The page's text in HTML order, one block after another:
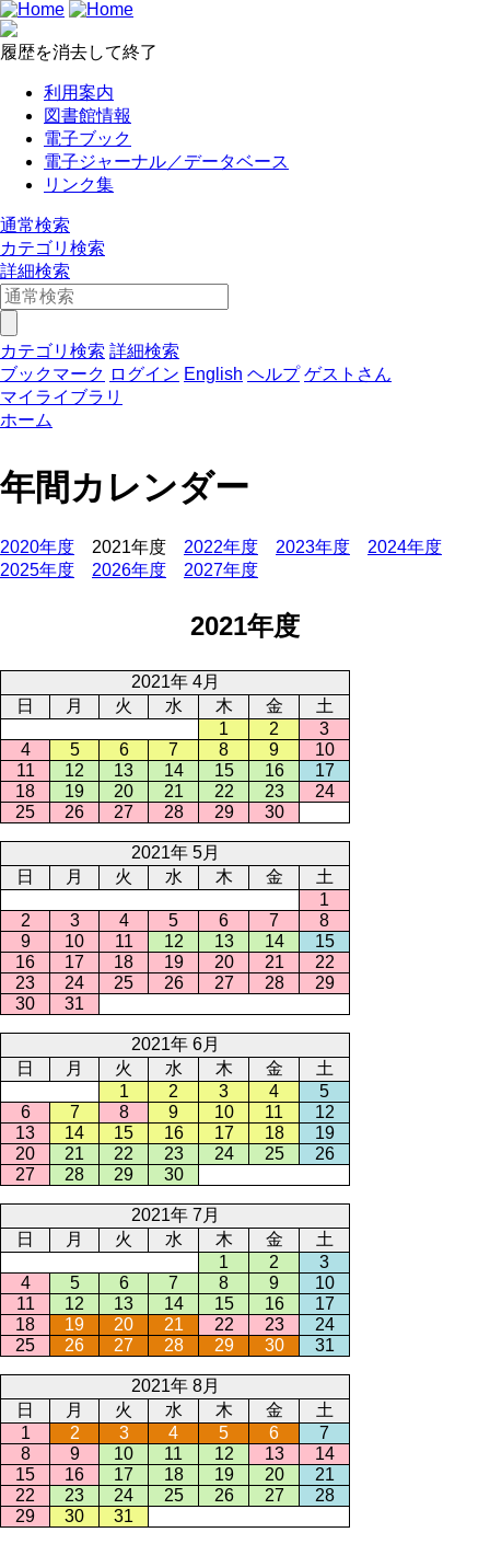
履歴を消去して終了
利用案内
図書館情報
電子ブック
電子ジャーナル／データベース
リンク集
通常検索
カテゴリ検索
詳細検索
カテゴリ検索 詳細検索
ブックマーク ログイン English ヘルプ ゲストさん
マイライブラリ
ホーム
年間カレンダー
2020年度 2021年度 2022年度 2023年度
2024年度
2025年度
2026年度 2027年度
2021年度
2021年 4月
日
月 火 水 木 金
土
1
2
3
4
5 6 7 8 9
10
11
12 13 14 15 16
17
18
19 20 21 22 23
24
25
26 27 28 29 30
2021年 5月
日
月 火 水 木 金
土
1
2
3 4 5 6 7
8
9
10 11 12 13 14
15
16
17 18 19 20 21
22
23
24 25 26 27 28
29
30
31
2021年 6月
日
月 火 水 木 金
土
1
2 3 4
5
6
7 8 9 10 11
12
13
14 15 16 17 18
19
20
21 22 23 24 25
26
27
28 29 30
2021年 7月
日
月 火 水 木 金
土
1
2
3
4
5 6 7 8 9
10
11
12 13 14 15 16
17
18
19 20 21 22 23
24
25
26 27 28 29 30 31
2021年 8月
日
月 火 水 木 金
土
1
2 3 4 5 6
7
8
9 10 11 12 13
14
15
16 17 18 19 20
21
22
23 24 25 26 27
28
29
30 31